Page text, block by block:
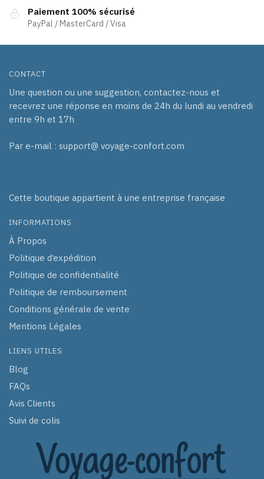
la
page
Paiement 100% sécurisé
PayPal / MasterCard / Visa
CONTACT
Une question ou une suggestion, contactez-nous et
recevrez une réponse en moins de 24h du lundi au vendredi
entre 9h et 17h
Par e-mail : support@ voyage-confort.com
Cette boutique appartient à une entreprise française
INFORMATIONS
À Propos
Politique d’expédition
Politique de confidentialité
Politique de remboursement
Conditions générale de vente
Mentions Légales
LIENS UTILES
Blog
FAQs
Avis Clients
Suivi de colis